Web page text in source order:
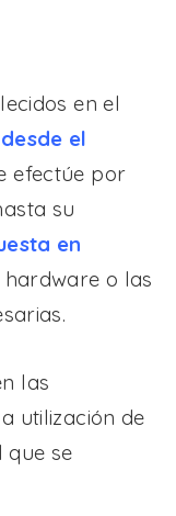
en el
desde el
efectúe por
su
en
o las
las
utilización de
que se